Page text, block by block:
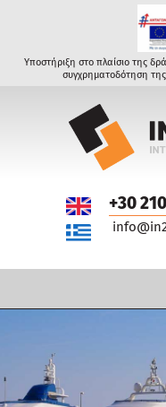
Υποστήριξη στο πλαίσιο της
συγχρηματοδότηση
+30